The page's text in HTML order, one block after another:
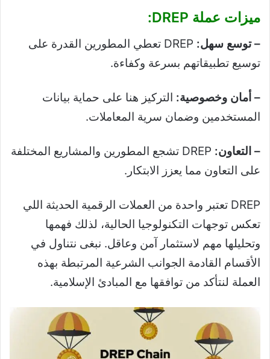
ميزات عملة DREP:
– توسع سهل:
DREP تعطي المطورين القدرة على
توسيع تطبيقاتهم بسرعة وكفاءة.
– أمان وخصوصية: التركيز هنا على حماية بيانات
المستخدمين وضمان سرية المعاملات.
– التعاون:
DREP تشجع المطورين والمشاريع المختلفة
على التعاون مما يعزز الابتكار.
DREP تعتبر واحدة من العملات الرقمية الحديثة اللي
تعكس توجهات التكنولوجيا الحالية، لذلك فهمها
وتحليلها مهم لاستثمار آمن وعاقل. نبغى نتناول في
الأقسام القادمة الجوانب الشرعية المرتبطة بهذه
العملة لنتأكد من توافقها مع المبادئ الإسلامية.